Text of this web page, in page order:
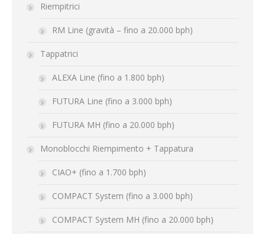
Riempitrici
RM Line (gravità – fino a 20.000 bph)
Tappatrici
ALEXA Line (fino a 1.800 bph)
FUTURA Line (fino a 3.000 bph)
FUTURA MH (fino a 20.000 bph)
Monoblocchi Riempimento + Tappatura
CIAO+ (fino a 1.700 bph)
COMPACT System (fino a 3.000 bph)
COMPACT System MH (fino a 20.000 bph)